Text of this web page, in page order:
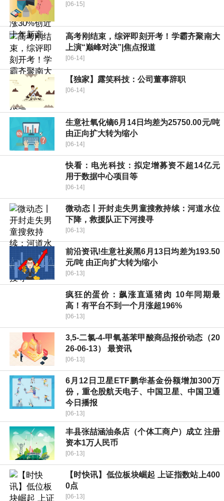
[06-15]
高考刚结束，综评即刻开考！学霸齐聚南大
上演“巅峰对决”|焦点报道
[06-14]
【独家】露笑科技：公司董事辞职
[06-14]
生意社氧化镝6月14日均差为25750.00元/吨
由正向扩大转为缩小
[06-14]
快看：电光科技：拟定增募资不超14亿元
用于数据中心项目等
[06-14]
微动态丨开封走失男童搜救持续：河道水位
下降，救援队正下河搜寻
[06-13]
前沿资讯!生意社炭黑6月13日均差为193.50
元/吨 由正向扩大转为缩小
[06-13]
疯狂的蛋价：飙涨直逼猪肉 10年同期最
高！有平台不到一个月涨超196%
[06-13]
3,5-二氯-4-甲氧基苯甲酸商品报价动态（20
26-06-13） 最资讯
[06-13]
6月12日卫星ETF鹏华基金份额增加300万
份，重仓股航天电子、中国卫星、中国卫通
今日播报
[06-13]
丰县张喆涵油条店（个体工商户）成立 注册
资本1万人民币
[06-13]
【时快讯】低位板块崛起 上证指数站上400
0点
[06-13]